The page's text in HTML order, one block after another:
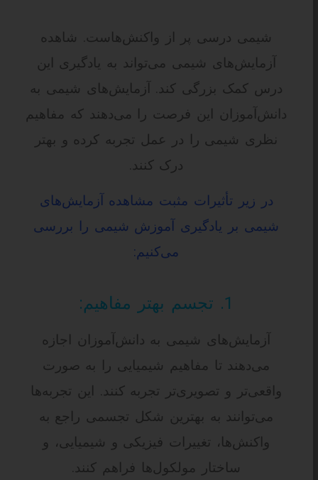
شیمی درسی پر از واکنش‌هاست. شاهده
آزمایش‌های شیمی می‌تواند به یادگیری این
درس کمک بزرگی کند. آزمایش‌های شیمی به
دانش‌آموزان این فرصت را می‌دهند که مفاهیم
نظری شیمی را در عمل تجربه کرده و بهتر
درک کنند.
در زیر تأثیرات مثبت مشاهده آزمایش‌های
شیمی بر یادگیری آموزش شیمی را بررسی
می‌کنیم:
1. تجسم بهتر مفاهیم:
آزمایش‌های شیمی به دانش‌آموزان اجازه
می‌دهند تا مفاهیم شیمیایی را به صورت
واقعی‌تر و تصویری‌تر تجربه کنند. این تجربه‌ها
می‌توانند به بهترین شکل تجسمی راجع به
واکنش‌ها، تغییرات فیزیکی و شیمیایی، و
ساختار مولکول‌ها فراهم کنند.